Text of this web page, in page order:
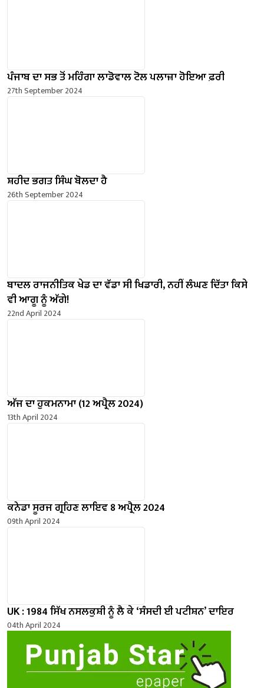
ਪੰਜਾਬ ਦਾ ਸਭ ਤੋਂ ਮਹਿੰਗਾ ਲਾਡੋਵਾਲ ਟੋਲ ਪਲਾਜ਼ਾ ਹੋਇਆ ਫ਼ਰੀ
27th September 2024
ਸ਼ਹੀਦ ਭਗਤ ਸਿੰਘ ਬੋਲਦਾ ਹੈ
26th September 2024
ਬਾਦਲ ਰਾਜਨੀਤਿਕ ਖੇਡ ਦਾ ਵੱਡਾ ਸੀ ਖਿਡਾਰੀ, ਨਹੀਂ ਲੰਘਣ ਦਿੱਤਾ ਕਿਸੇ
ਵੀ ਆਗੂ ਨੂੰ ਅੱਗੇ!
22nd April 2024
ਅੱਜ ਦਾ ਹੁਕਮਨਾਮਾ (12 ਅਪ੍ਰੈਲ 2024)
13th April 2024
ਕਨੇਡਾ ਸੂਰਜ ਗ੍ਰਹਿਣ ਲਾਇਵ 8 ਅਪ੍ਰੈਲ 2024
09th April 2024
UK : 1984 ਸਿੱਖ ਨਸਲਕੁਸ਼ੀ ਨੂੰ ਲੈ ਕੇ ‘ਸੰਸਦੀ ਈ ਪਟੀਸ਼ਨ’ ਦਾਇਰ
04th April 2024